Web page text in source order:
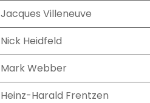
Jacques Villeneuve
Nick Heidfeld
Mark Webber
Heinz-Harald Frentzen